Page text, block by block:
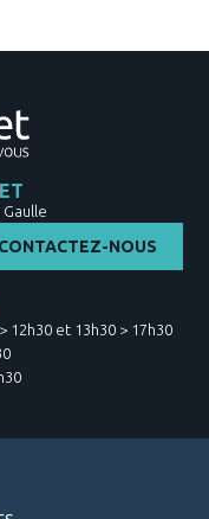
CONTACTEZ-NOUS
12h30 et 13h30 > 17h30